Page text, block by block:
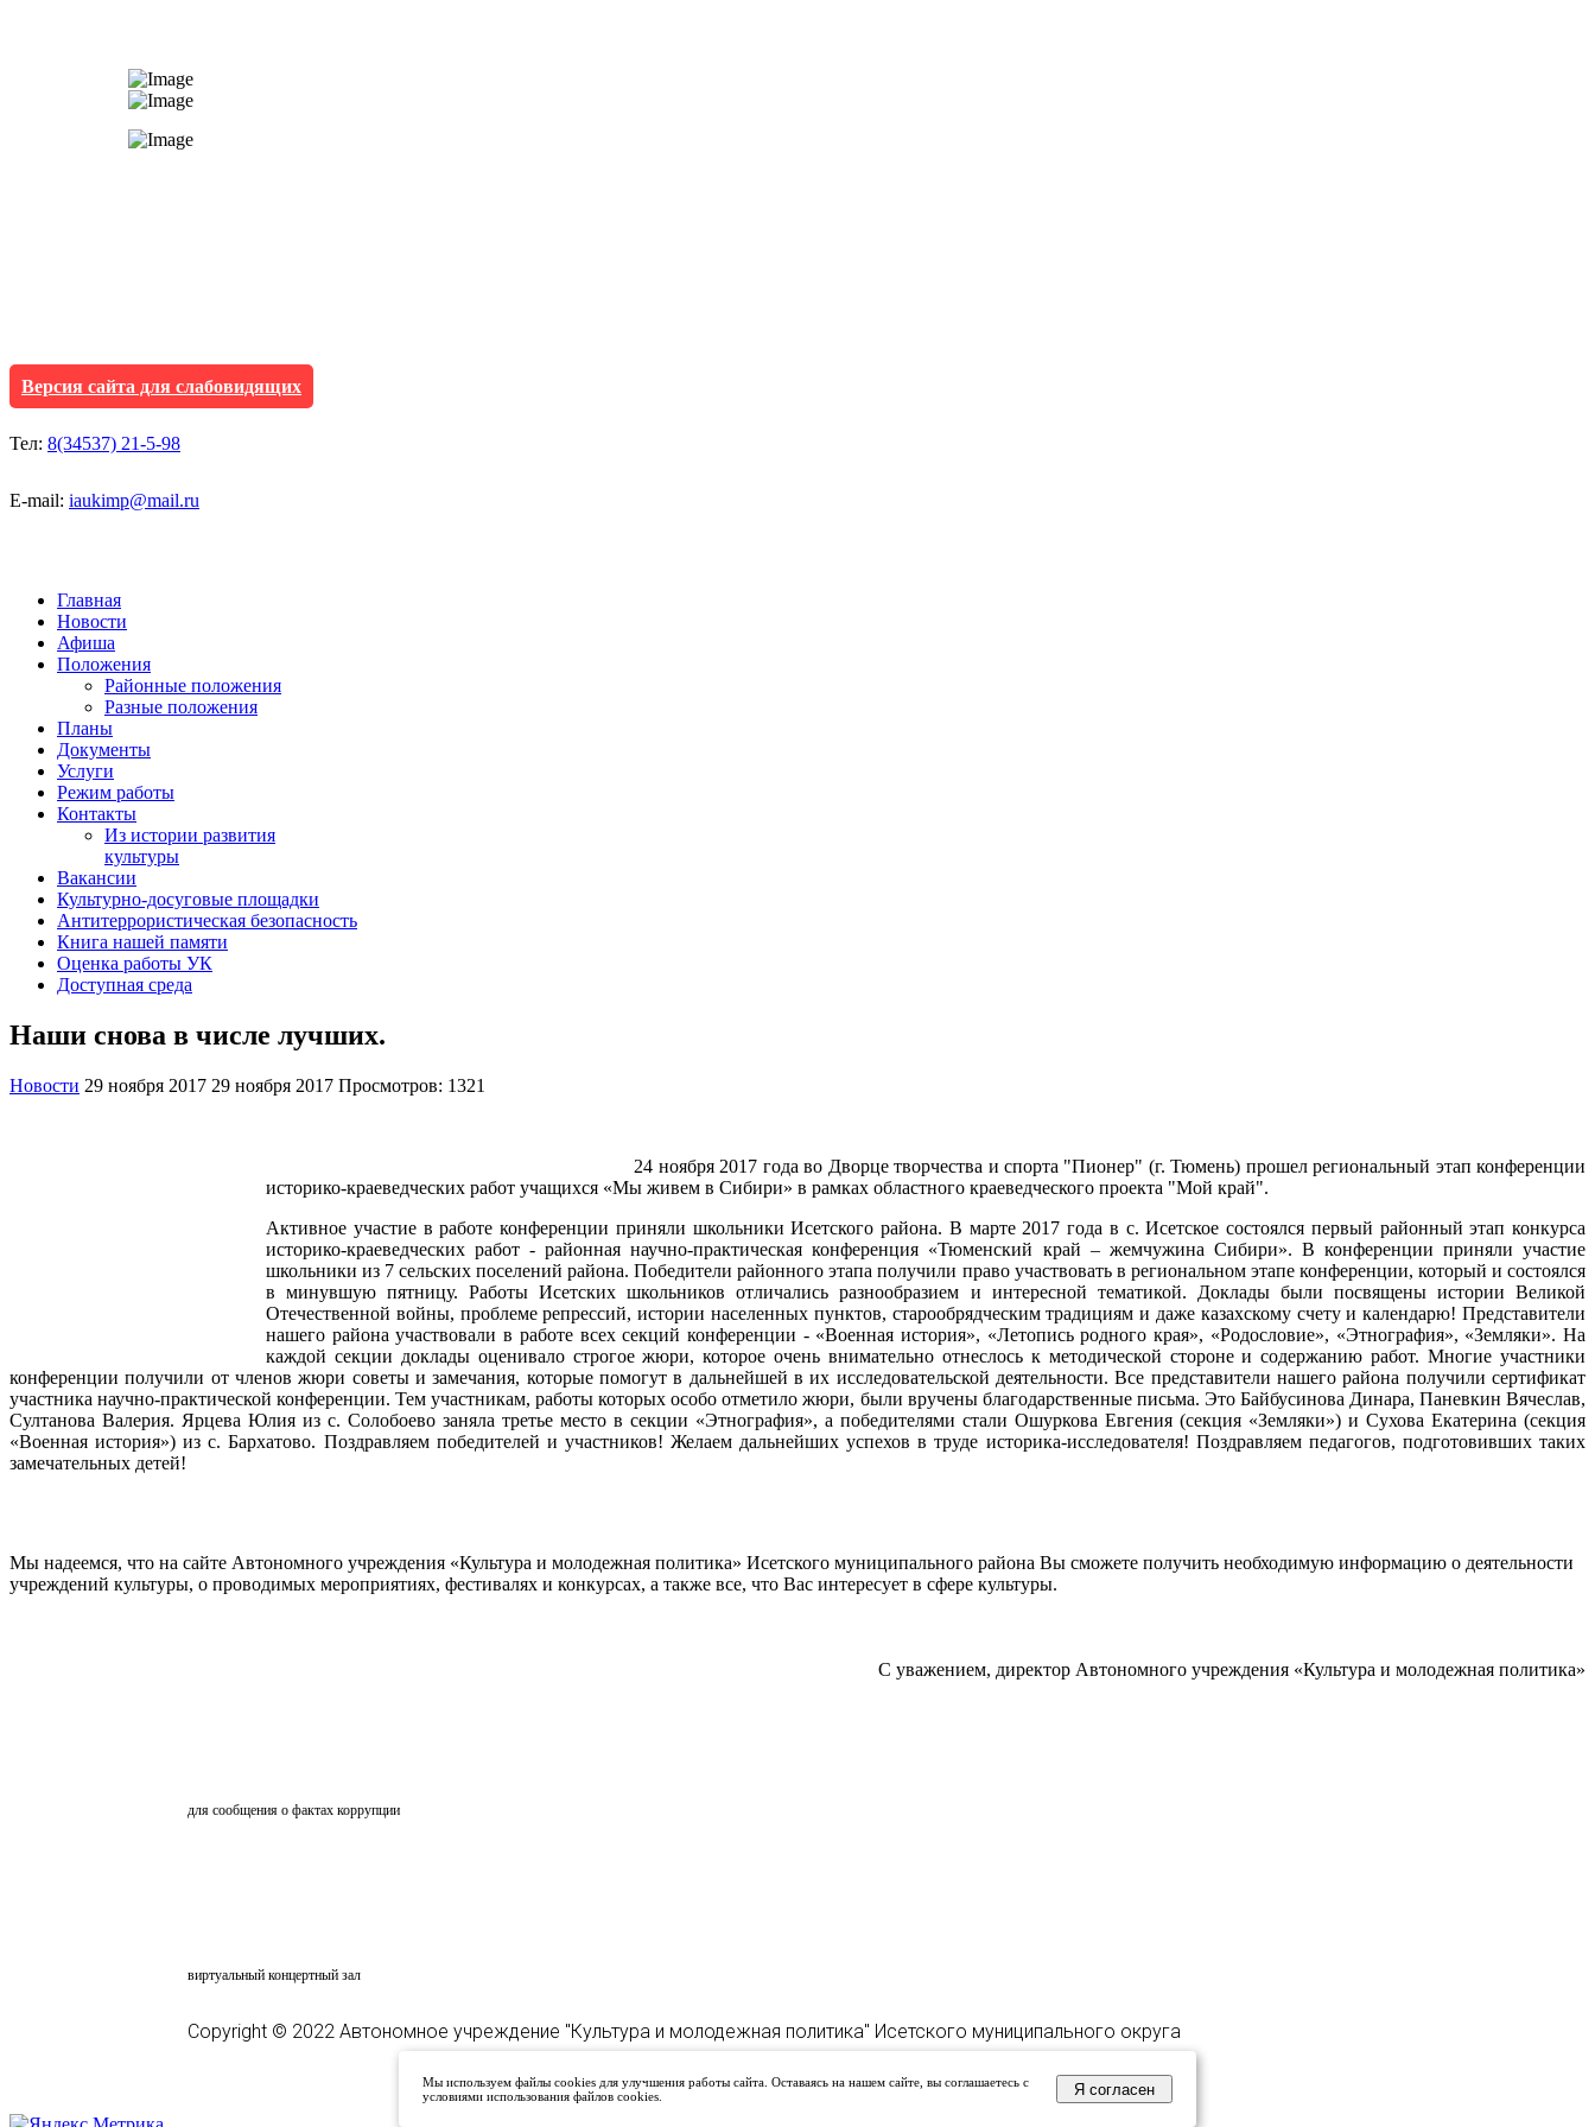
Версия сайта для слабовидящих
Тел: 8(34537) 21-5-98
E-mail: iaukimp@mail.ru
Главная
Новости
Афиша
Положения
Районные положения
Разные положения
Планы
Документы
Услуги
Режим работы
Контакты
Из истории развития
культуры
Вакансии
Культурно-досуговые площадки
Антитеррористическая безопасность
Книга нашей памяти
Оценка работы УК
Доступная среда
Наши снова в числе лучших.
Новости 29 ноября 2017 29 ноября 2017 Просмотров: 1321
24 ноября 2017 года во Дворце творчества и спорта "Пионер" (г. Тюмень) прошел региональный этап конференции
историко-краеведческих работ учащихся «Мы живем в Сибири» в рамках областного краеведческого проекта "Мой край".
Активное участие в работе конференции приняли школьники Исетского района. В марте 2017 года в с. Исетское состоялся первый районный этап конкурса
историко-краеведческих работ - районная научно-практическая конференция «Тюменский край – жемчужина Сибири». В конференции приняли участие
школьники из 7 сельских поселений района. Победители районного этапа получили право участвовать в региональном этапе конференции, который и состоялся
в минувшую пятницу. Работы Исетских школьников отличались разнообразием и интересной тематикой. Доклады были посвящены истории Великой
Отечественной войны, проблеме репрессий, истории населенных пунктов, старообрядческим традициям и даже казахскому счету и календарю! Представители
нашего района участвовали в работе всех секций конференции - «Военная история», «Летопись родного края», «Родословие», «Этнография», «Земляки». На
каждой секции доклады оценивало строгое жюри, которое очень внимательно отнеслось к методической стороне и содержанию работ. Многие участники
конференции получили от членов жюри советы и замечания, которые помогут в дальнейшей в их исследовательской деятельности. Все представители нашего района получили сертификат
участника научно-практической конференции. Тем участникам, работы которых особо отметило жюри, были вручены благодарственные письма. Это Байбусинова Динара, Паневкин Вячеслав,
Султанова Валерия. Ярцева Юлия из с. Солобоево заняла третье место в секции «Этнография», а победителями стали Ошуркова Евгения (секция «Земляки») и Сухова Екатерина (секция
«Военная история») из с. Бархатово. Поздравляем победителей и участников! Желаем дальнейших успехов в труде историка-исследователя! Поздравляем педагогов, подготовивших таких
замечательных детей!
Мы надеемся, что на сайте Автономного учреждения «Культура и молодежная политика» Исетского муниципального района Вы сможете получить необходимую информацию о деятельности
учреждений культуры, о проводимых мероприятиях, фестивалях и конкурсах, а также все, что Вас интересует в сфере культуры.
С уважением, директор Автономного учреждения «Культура и молодежная политика»
для сообщения о фактах коррупции
виртуальный концертный зал
Copyright © 2022 Автономное учреждение "Культура и молодежная политика" Исетского муниципального округа
Мы используем файлы cookies для улучшения работы сайта. Оставаясь на нашем сайте, вы соглашаетесь с
условиями использования файлов cookies.
Я согласен